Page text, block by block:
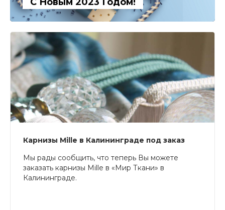
Карнизы Mille в Калининграде под заказ
Мы рады сообщить, что теперь Вы можете
заказать карнизы Mille в «Мир Ткани» в
Калининграде.